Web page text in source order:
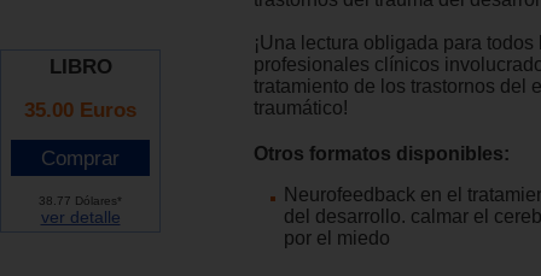
LIBRO
35.00 Euros
38.77 Dólares*
ver detalle
¡Una lectura obligada para todos
profesionales clínicos
tratamiento de los trastornos del
traumático!
Otros formatos disponibles:
Neurofeedback en el
del desarrollo. calmar el
por el miedo